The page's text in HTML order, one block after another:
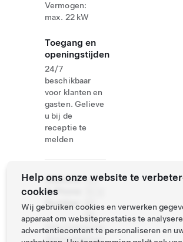
Vermogen:
max. 22 kW
Toegang en
openingstijden
24/7
beschikbaar
voor klanten en
gasten. Gelieve
u bij de
receptie te
melden
Website
& Phone
Number
+47
58
90
http://www.vols
dalencamping.n
Help ons onze website te
cookies
Wij gebruiken cookies en verwerken
apparaat om websiteprestaties te
advertentiecontent te personaliseren en